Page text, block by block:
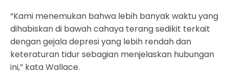
“Kami menemukan bahwa lebih banyak waktu yang
dihabiskan di bawah cahaya terang sedikit terkait
dengan gejala depresi yang lebih rendah dan
keteraturan tidur sebagian menjelaskan hubungan
ini,” kata Wallace.